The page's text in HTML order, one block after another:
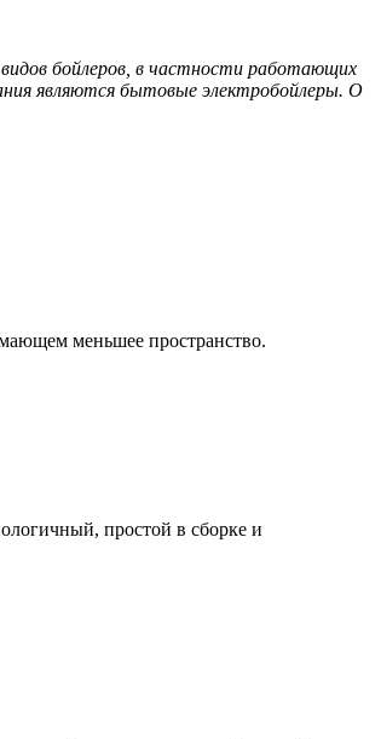
видов бойлеров, в частности работающих
являются бытовые электробойлеры. О
меньшее пространство.
простой в сборке и